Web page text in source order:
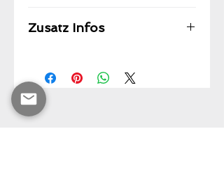
Zusatz Infos